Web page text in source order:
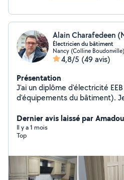
Alain Charafedeen
Électricien du bâtiment
Nancy (Colline Boudonville)
4,8/5 (49 avis)
Présentation
J'ai un diplôme d'électricité
d'équipements du bâtiment).
peux installer ou rénover
peux faire un schéma
faire un devis.
Dernier avis laissé par
Il y a 1 mois
Top